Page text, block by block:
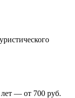
— от 700 руб.